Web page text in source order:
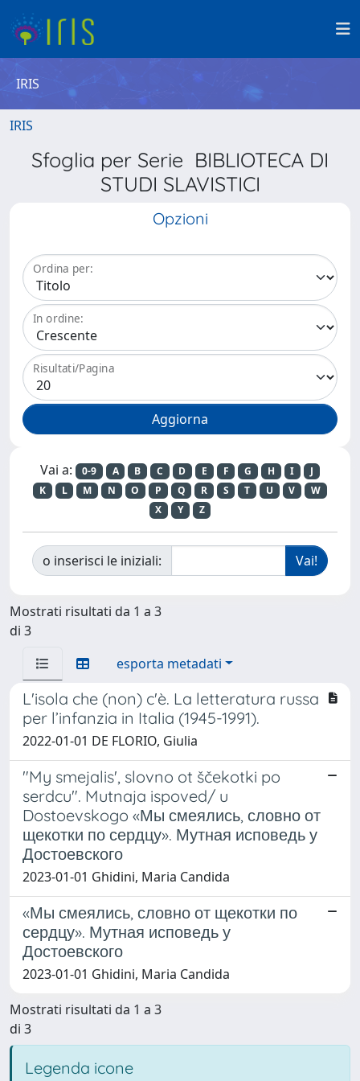
IRIS
IRIS
Sfoglia per Serie BIBLIOTECA DI
STUDI SLAVISTICI
Opzioni
Ordina per:
In ordine:
Risultati/Pagina
Vai a: 0-9 A B C D E F G H I
J
K
L M N O P Q R S T U V
W
X
Y Z
o inserisci le iniziali:
Mostrati risultati da 1 a 3
di 3
esporta metadati
L'isola che (non) c'è. La letteratura russa
per l’infanzia in Italia (1945-1991).
2022-01-01 DE FLORIO, Giulia
"My smejalis', slovno ot ščekotki po
serdcu". Mutnaja ispoved/ u
Dostoevskogo «Мы смеялись, словно от
щекотки по сердцу». Мутная исповедь у
Достоевского
2023-01-01 Ghidini, Maria Candida
«Мы смеялись, словно от щекотки по
сердцу». Мутная исповедь у
Достоевского
2023-01-01 Ghidini, Maria Candida
Mostrati risultati da 1 a 3
di 3
Legenda icone